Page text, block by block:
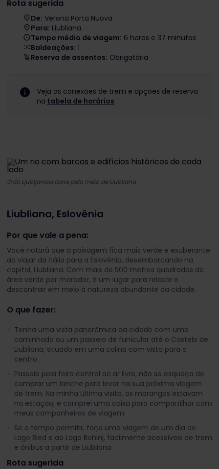
Rota sugerida
De: Verona Porta Nuova
Para: Liubliana
Tempo médio de viagem: 6 horas e 37 minutos
Baldeações: 1
Reserva de assentos: Obrigatória
Veja as conexões de trem e opções de reserva
na tabela de horários.
O rio Ljubljanica corre pelo meio de Liubliana
Liubliana, Eslovênia
Por que vale a pena:
Você notará que a paisagem fica mais verde e exuberante
ao viajar da Itália para a Eslovênia, desembarcando na
capital, Liubliana. Com mais de 500 metros quadrados de
área verde por morador, é um lugar para relaxar e
descontrair em meio à natureza abundante da cidade.
O que fazer:
Tenha uma vista panorâmica da cidade com uma
caminhada ou um passeio de funicular até o Castelo de
Liubliana, situado em uma colina com vista para o
centro.
Passeie pela feira central ao ar livre; não se esqueça de
comprar um lanche para levar na sua próxima viagem
de trem. Na minha última visita, os morangos estavam
na estação, e comprei uma caixa para compartilhar com
meus companheiros de viagem.
Se o tempo permitir, faça uma viagem de um dia ao
Lago Bled e ao Lago Bohinj, facilmente acessíveis de trem
e ônibus a partir de Liubliana.
Rota sugerida